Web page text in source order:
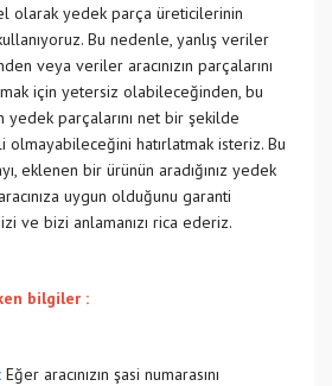
olarak yedek parça üreticilerinin
Bu nedenle, yanlış veriler
veya veriler aracınızın parçalarını
için yetersiz olabileceğinden, bu
yedek parçalarını net bir şekilde
hatırlatmak isteriz. Bu
eklenen bir ürünün aradığınız yedek
uygun olduğunu garanti
ve bizi anlamanızı rica ederiz.
bilgiler :
Eğer aracınızın şasi numarasını